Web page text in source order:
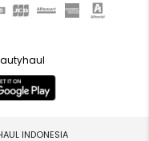
INDONESIA